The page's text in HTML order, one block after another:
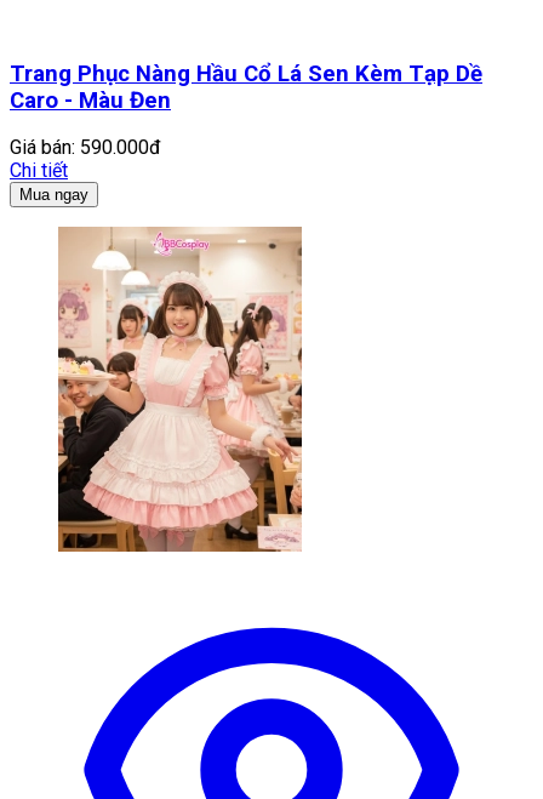
Trang Phục Nàng Hầu Cổ Lá Sen Kèm Tạp Dề
Caro - Màu Đen
Giá bán: 590.000đ
Chi tiết
Mua ngay